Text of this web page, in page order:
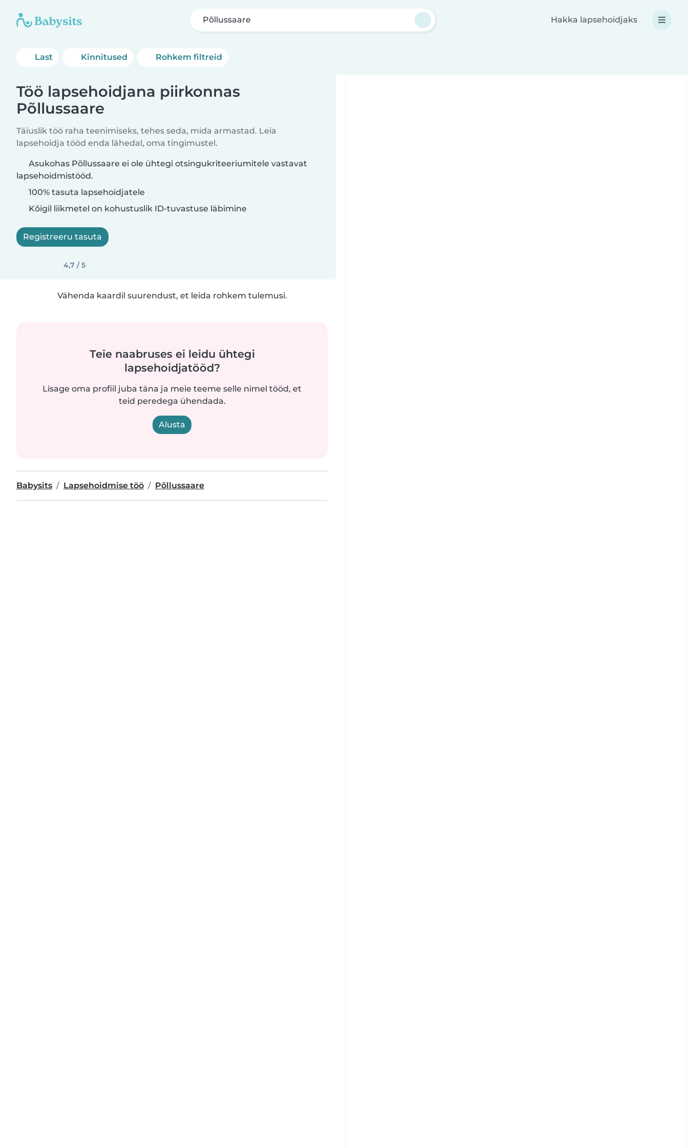
Põllussaare Hakka lapsehoidjaks
Last Kinnitused Rohkem filtreid
Töö lapsehoidjana piirkonnas
Põllussaare
Täiuslik töö raha teenimiseks, tehes seda, mida armastad. Leia
lapsehoidja tööd enda lähedal, oma tingimustel.
Asukohas Põllussaare ei ole ühtegi otsingukriteeriumitele vastavat
lapsehoidmistööd.
100% tasuta lapsehoidjatele
Kõigil liikmetel on kohustuslik ID-tuvastuse läbimine
Registreeru tasuta
4,7 / 5
Vähenda kaardil suurendust, et leida rohkem tulemusi.
Teie naabruses ei leidu ühtegi
lapsehoidjatööd?
Lisage oma profiil juba täna ja meie teeme selle nimel tööd, et
teid peredega ühendada.
Alusta
Babysits Lapsehoidmise töö Põllussaare